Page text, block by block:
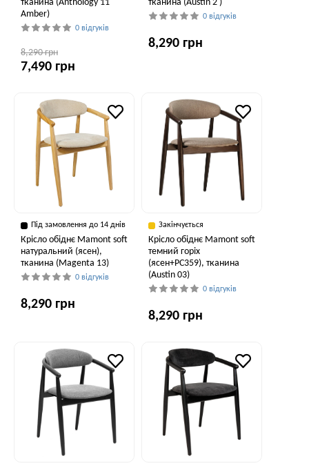
тканина (Anthology 11
Amber)
0 відгуків
8,290 грн
7,490 грн
тканина (Austin 2 )
0 відгуків
8,290 грн
Під замовлення до 14 днів
Крісло обіднє Mamont soft
натуральний (ясен),
тканина (Magenta 13)
0 відгуків
8,290 грн
Закінчується
Крісло обіднє Mamont soft
темний горіх
(ясен+PC359), тканина
(Austin 03)
0 відгуків
8,290 грн